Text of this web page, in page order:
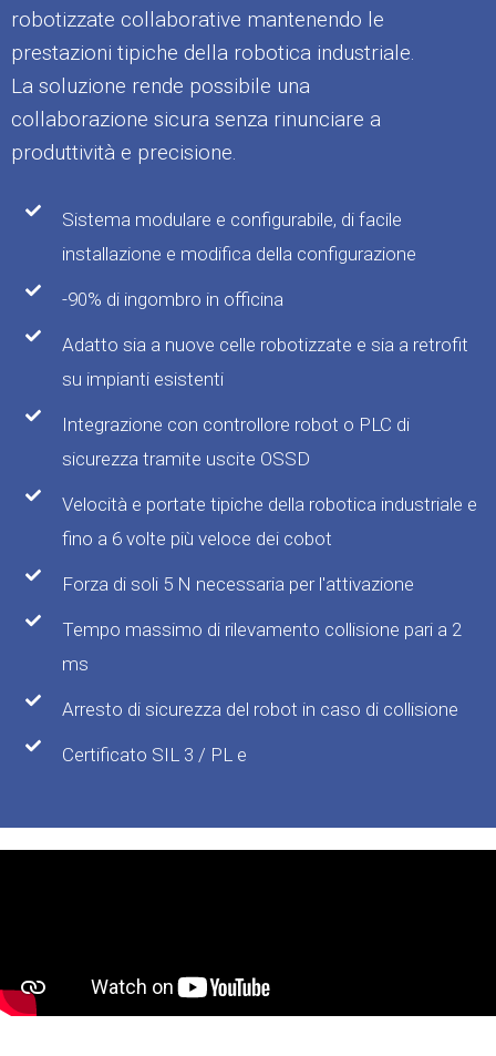
robotizzate collaborative mantenendo le
prestazioni tipiche della robotica industriale.
La soluzione rende possibile una
collaborazione sicura senza rinunciare a
produttività e precisione.
Sistema modulare e configurabile, di facile
installazione e modifica della configurazione
-90% di ingombro in officina
Adatto sia a nuove celle robotizzate e sia a retrofit
su impianti esistenti
Integrazione con controllore robot o PLC di
sicurezza tramite uscite OSSD
Velocità e portate tipiche della robotica industriale e
fino a 6 volte più veloce dei cobot
Forza di soli 5 N necessaria per l'attivazione
Tempo massimo di rilevamento collisione pari a 2
ms
Arresto di sicurezza del robot in caso di collisione
Certificato SIL 3 / PL e